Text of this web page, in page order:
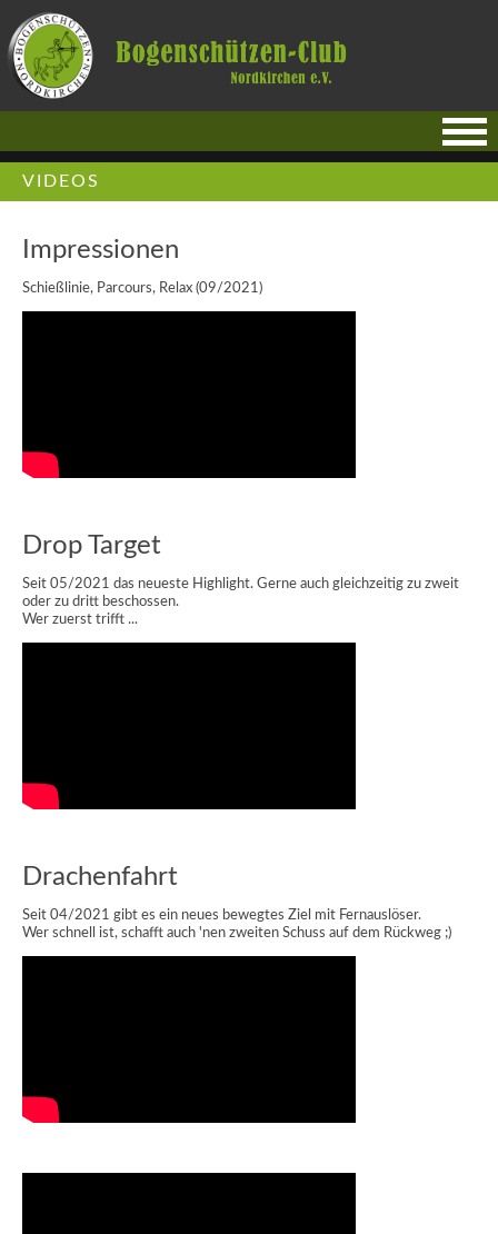
VIDEOS
Impressionen
Schießlinie, Parcours, Relax (09/2021)
Drop Target
Seit 05/2021 das neueste Highlight. Gerne auch gleichzeitig zu zweit
oder zu dritt beschossen.
Wer zuerst trifft ...
Drachenfahrt
Seit 04/2021 gibt es ein neues bewegtes Ziel mit Fernauslöser.
Wer schnell ist, schafft auch 'nen zweiten Schuss auf dem Rückweg ;)